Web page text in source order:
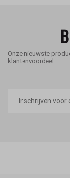
Onze nieuwste
klantenvoordeel
mailadres